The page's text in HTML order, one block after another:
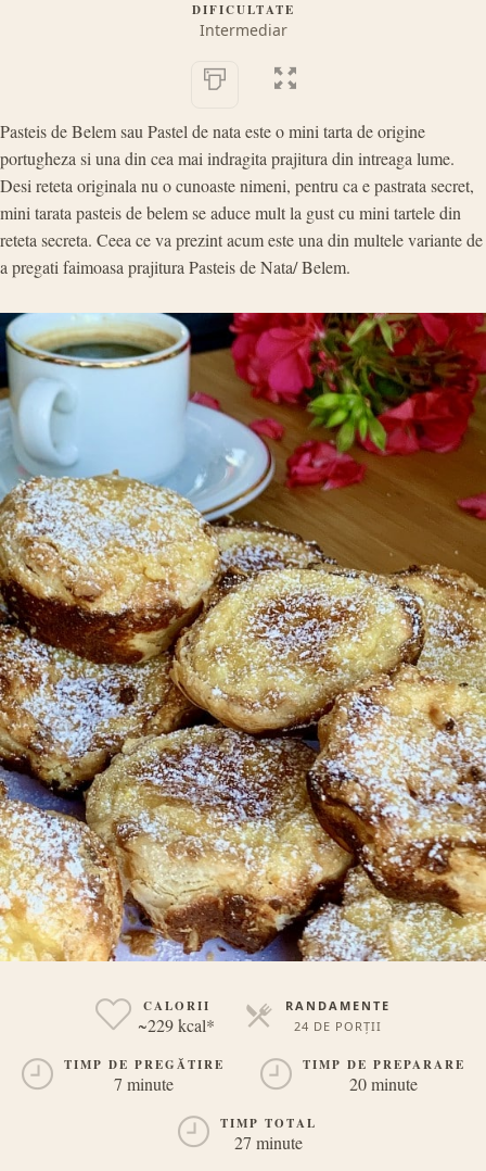
DIFICULTATE
Intermediar
Pasteis de Belem sau Pastel de nata este o mini tarta de origine
portugheza si una din cea mai indragita prajitura din intreaga lume.
Desi reteta originala nu o cunoaste nimeni, pentru ca e pastrata secret,
mini tarata pasteis de belem se aduce mult la gust cu mini tartele din
reteta secreta. Ceea ce va prezint acum este una din multele variante de
a pregati faimoasa prajitura Pasteis de Nata/ Belem.
CALORII
~229 kcal*
RANDAMENTE
24 DE PORȚII
TIMP DE PREGĂTIRE
7 minute
TIMP DE PREPARARE
20 minute
TIMP TOTAL
27 minute